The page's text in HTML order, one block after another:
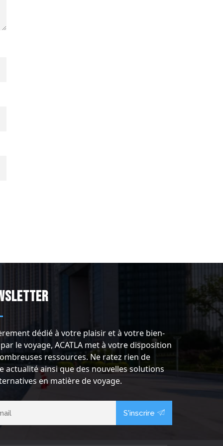
dédié à votre plaisir et à votre bien-
le voyage, ACATLA met à votre disposition
ressources. Ne ratez rien de
actualité ainsi que des nouvelles solutions
en matière de voyage.
S'inscrire